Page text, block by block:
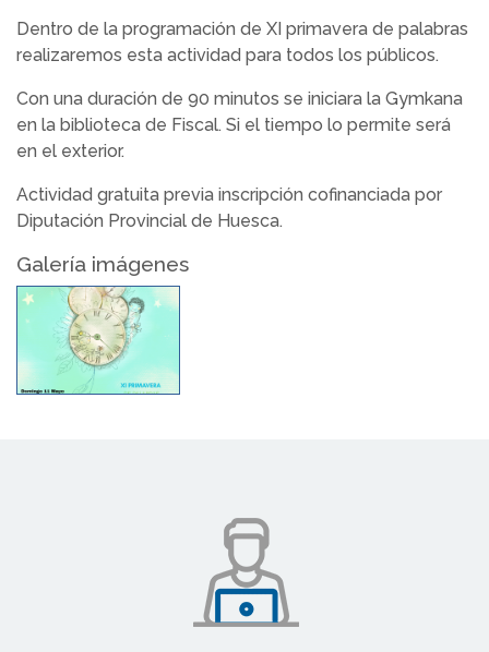
Dentro de la programación de XI primavera de palabras
realizaremos esta actividad para todos los públicos.
Con una duración de 90 minutos se iniciara la Gymkana
en la biblioteca de Fiscal. Si el tiempo lo permite será
en el exterior.
Actividad gratuita previa inscripción cofinanciada por
Diputación Provincial de Huesca.
Galería imágenes